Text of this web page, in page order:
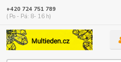
+420 724 751 789
( Po - Pá: 8- 16 h)